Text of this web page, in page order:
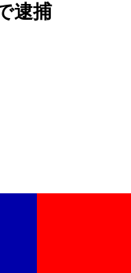
逮捕